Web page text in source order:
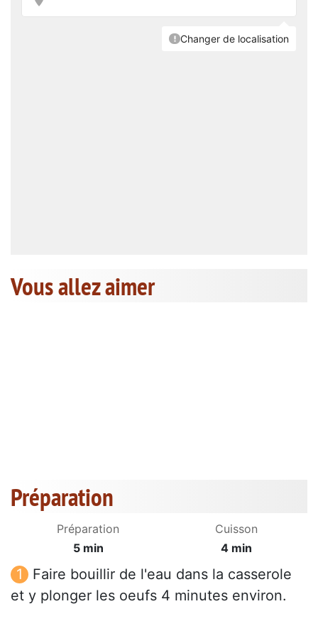
Vous allez aimer
Préparation
Préparation
5 min
Cuisson
4 min
Faire bouillir de l'eau dans la casserole
et y plonger les oeufs 4 minutes environ.